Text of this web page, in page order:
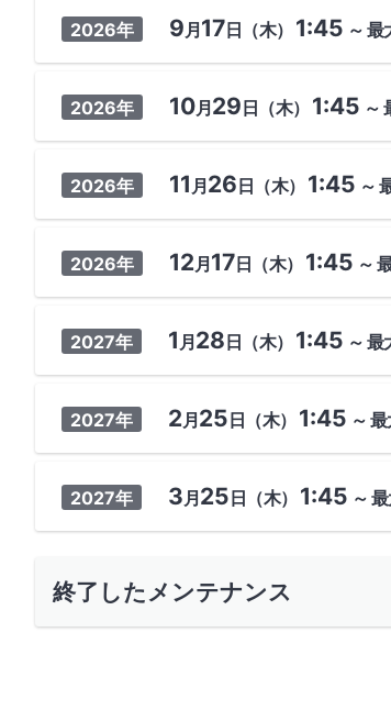
2026年 9月 17日 （木） 1:45 ～ 最
2026年 10月 29 日 （木） 1:45 ～
2026年 11 月 26 日 （木） 1:45 ～
2026年 12月 17日 （木） 1:45 ～
2027年 1 月 28 日 （木） 1:45 ～ 最
2027年 2月 25 日 （木） 1:45 ～ 最
2027年 3月 25 日 （木） 1:45 ～
終了したメンテナンス